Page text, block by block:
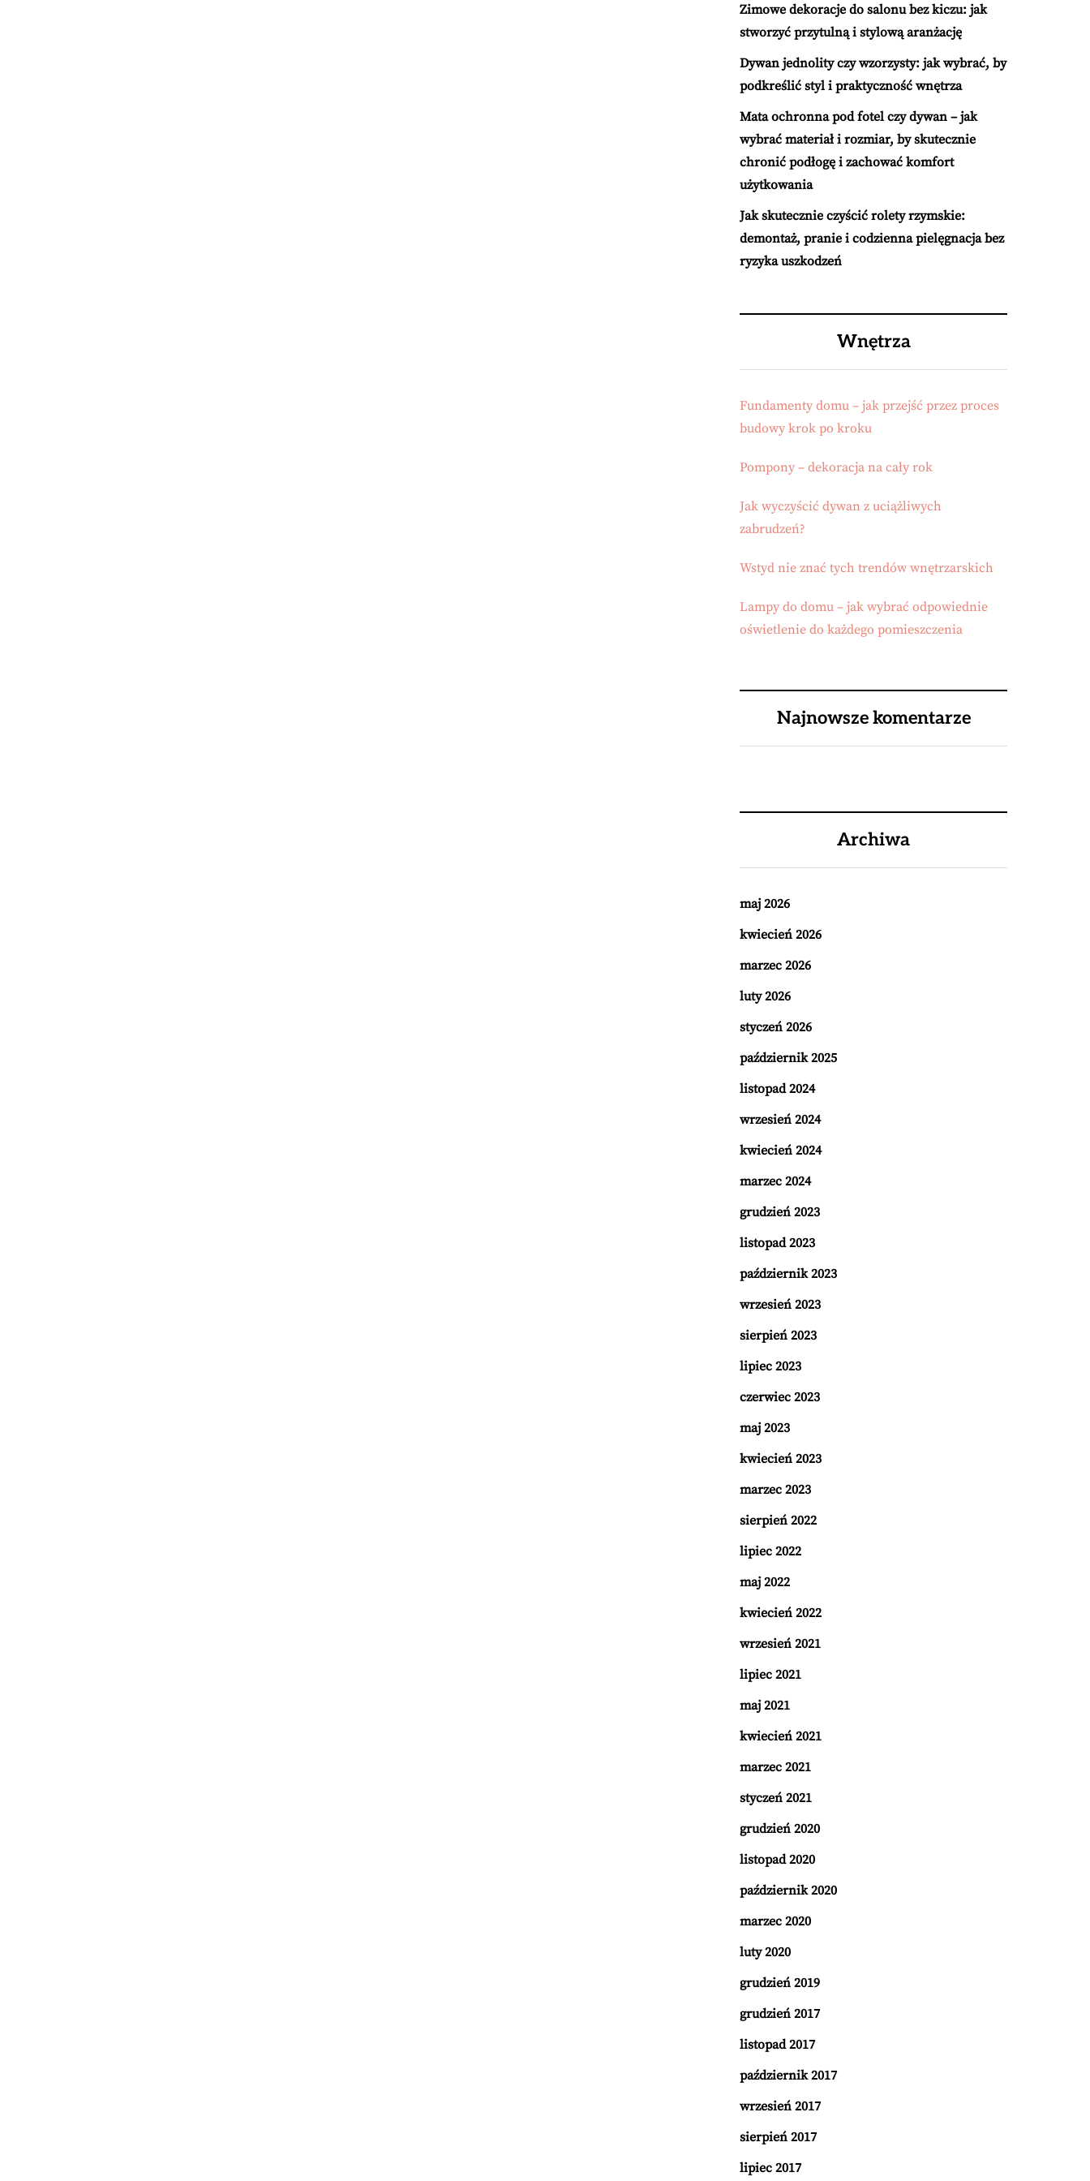
Zimowe dekoracje do salonu bez kiczu: jak
stworzyć przytulną i stylową aranżację
Dywan jednolity czy wzorzysty: jak wybrać, by
podkreślić styl i praktyczność wnętrza
Mata ochronna pod fotel czy dywan – jak
wybrać materiał i rozmiar, by skutecznie
chronić podłogę i zachować komfort
użytkowania
Jak skutecznie czyścić rolety rzymskie:
demontaż, pranie i codzienna pielęgnacja bez
ryzyka uszkodzeń
Wnętrza
Fundamenty domu – jak przejść przez proces
budowy krok po kroku
Pompony – dekoracja na cały rok
Jak wyczyścić dywan z uciążliwych
zabrudzeń?
Wstyd nie znać tych trendów wnętrzarskich
Lampy do domu – jak wybrać odpowiednie
oświetlenie do każdego pomieszczenia
Najnowsze komentarze
Archiwa
maj 2026
kwiecień 2026
marzec 2026
luty 2026
styczeń 2026
październik 2025
listopad 2024
wrzesień 2024
kwiecień 2024
marzec 2024
grudzień 2023
listopad 2023
październik 2023
wrzesień 2023
sierpień 2023
lipiec 2023
czerwiec 2023
maj 2023
kwiecień 2023
marzec 2023
sierpień 2022
lipiec 2022
maj 2022
kwiecień 2022
wrzesień 2021
lipiec 2021
maj 2021
kwiecień 2021
marzec 2021
styczeń 2021
grudzień 2020
listopad 2020
październik 2020
marzec 2020
luty 2020
grudzień 2019
grudzień 2017
listopad 2017
październik 2017
wrzesień 2017
sierpień 2017
lipiec 2017